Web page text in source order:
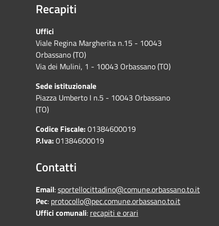
Recapiti
Uffici
Viale Regina Margherita n.15 - 10043
Orbassano (TO)
Via dei Mulini, 1 - 10043 Orbassano (TO)
Sede istituzionale
Piazza Umberto I n.5 - 10043 Orbassano
(TO)
Codice Fiscale:01384600019
P.Iva:01384600019
Contatti
Email:sportellocittadino@comune.orbassano.to.it
Pec: protocollo@pec.comune.orbassano.to.it
Uffici comunali: recapiti e orari